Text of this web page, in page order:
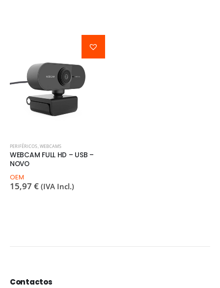
PERIFÉRICOS,WEBCAMS
WEBCAM FULL HD – USB –
NOVO
OEM
15,97 € (IVA Incl.)
Contactos